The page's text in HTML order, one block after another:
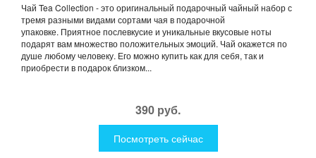
Чай Tea Collection - это оригинальный подарочный чайный набор с
тремя разными видами сортами чая в подарочной
упаковке. Приятное послевкусие и уникальные вкусовые ноты
подарят вам множество положительных эмоций. Чай окажется по
душе любому человеку. Его можно купить как для себя, так и
приобрести в подарок близком...
390 руб.
Посмотреть сейчас